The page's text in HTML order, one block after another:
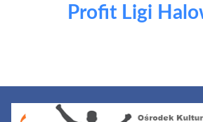
Profit Ligi